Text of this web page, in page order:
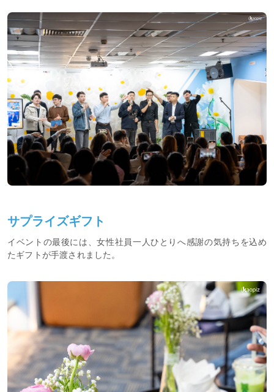
サプライズギフト
イベントの最後には、女性社員一人ひとりへ感謝の気持ちを込め
たギフトが手渡されました。